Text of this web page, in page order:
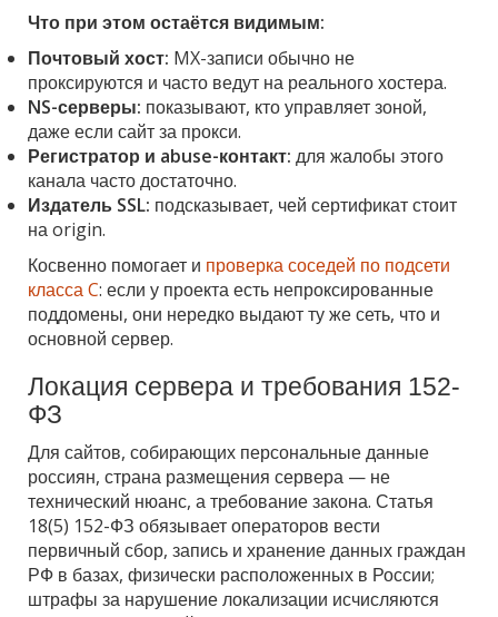
Что при этом остаётся видимым:
Почтовый хост: MX-записи обычно не
проксируются и часто ведут на реального хостера.
NS-серверы: показывают, кто управляет зоной,
даже если сайт за прокси.
Регистратор и abuse-контакт: для жалобы этого
канала часто достаточно.
Издатель SSL: подсказывает, чей сертификат стоит
на origin.
Косвенно помогает и проверка соседей по подсети
класса C: если у проекта есть непроксированные
поддомены, они нередко выдают ту же сеть, что и
основной сервер.
Локация сервера и требования 152-
ФЗ
Для сайтов, собирающих персональные данные
россиян, страна размещения сервера — не
технический нюанс, а требование закона. Статья
18(5) 152-ФЗ обязывает операторов вести
первичный сбор, запись и хранение данных граждан
РФ в базах, физически расположенных в России;
штрафы за нарушение локализации исчисляются